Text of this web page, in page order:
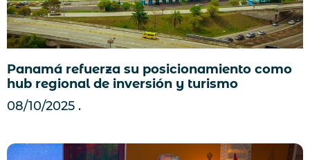
Panamá refuerza su posicionamiento como
hub regional de inversión y turismo
08/10/2025